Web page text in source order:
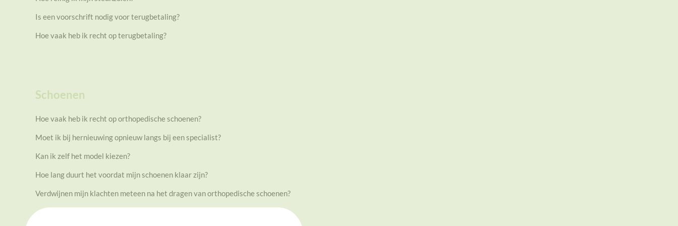
Is een voorschrift nodig voor terugbetaling?
Hoe vaak heb ik recht op terugbetaling?
Schoenen
Hoe vaak heb ik recht op orthopedische schoenen?
Moet ik bij hernieuwing opnieuw langs bij een specialist?
Kan ik zelf het model kiezen?
Hoe lang duurt het voordat mijn schoenen klaar zijn?
Verdwijnen mijn klachten meteen na het dragen van orthopedische schoenen?